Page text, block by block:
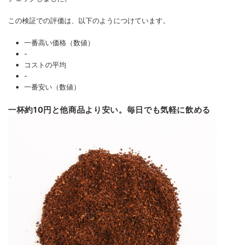
この検証での評価は、以下のようにつけています。
一番高い価格（数値）
-
コストの平均
-
一番安い（数値）
一杯約10円と他商品より安い。毎日でも気軽に飲める